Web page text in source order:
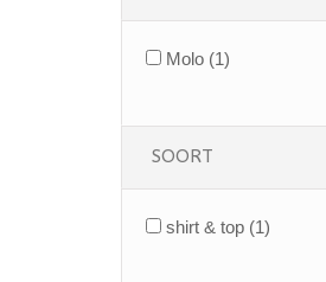
Molo (1)
SOORT
shirt & top (1)